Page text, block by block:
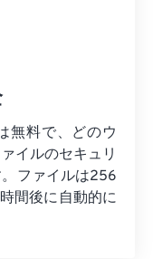
無料で、どのウ
イルのセキュリ
ファイルは256
間後に自動的に